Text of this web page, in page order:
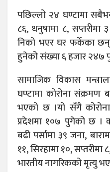
पछिल्लो २४ घण्टामा
८६, धनुषामा ८, सप्तरीमा
निको भएर घर फर्केका
हुनेको संख्या ६ हजार २४७
सामाजिक विकास
घण्टामा कोरोना संक्रमण
भएको छ ।यो सँगै
प्रदेशमा १०७ पुगेको छ ।
बढी पर्सामा ३९ जना,
११, सिरहामा १०, सप्तरीमा
भारतीय नागरिकको मृत्यु